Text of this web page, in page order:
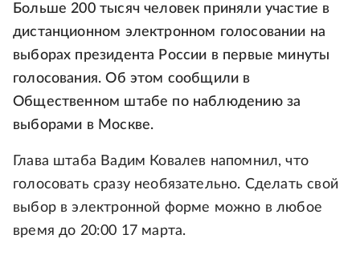
Больше 200 тысяч человек приняли участие в
дистанционном электронном голосовании на
выборах президента России в первые минуты
голосования. Об этом сообщили в
Общественном штабе по наблюдению за
выборами в Москве.
Глава штаба Вадим Ковалев напомнил, что
голосовать сразу необязательно. Сделать свой
выбор в электронной форме можно в любое
время до 20:00 17 марта.